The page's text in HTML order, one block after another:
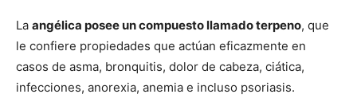
La angélica posee un compuesto llamado terpeno, que
le confiere propiedades que actúan eficazmente en
casos de asma, bronquitis, dolor de cabeza, ciática,
infecciones, anorexia, anemia e incluso psoriasis.